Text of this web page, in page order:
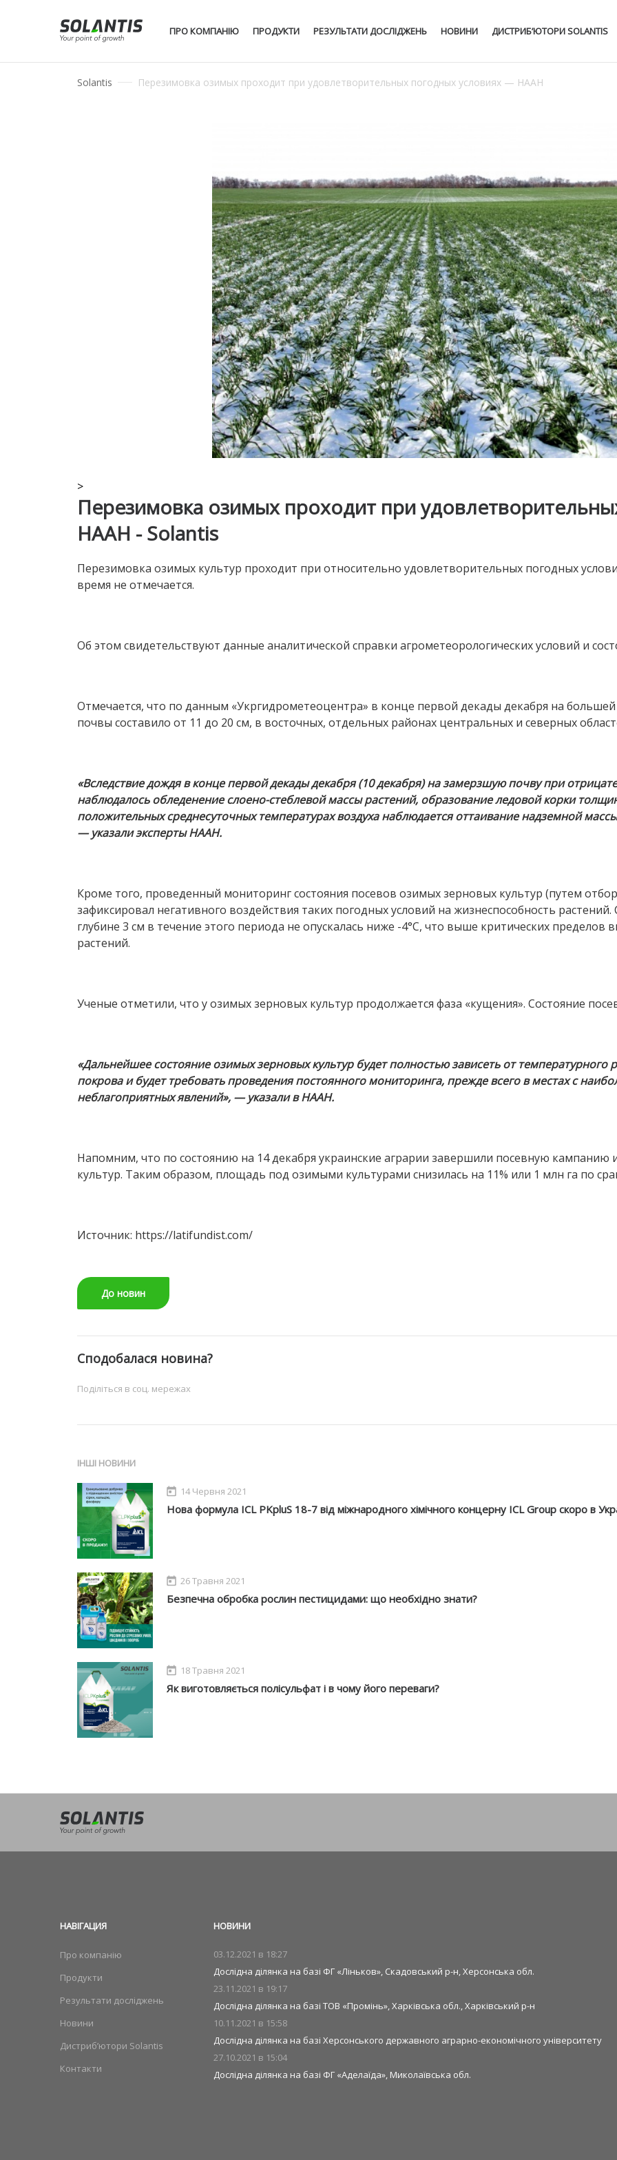
ПРО КОМПАНІЮ ПРОДУКТИ РЕЗУЛЬТАТИ ДОСЛІДЖЕНЬ НОВИНИ ДИСТРИБ’ЮТОРИ SOLANTIS
Solantis Перезимовка озимых проходит при удовлетворительных погодных условиях — НААН
>
Перезимовка озимых проходит при
НААН - Solantis
Перезимовка озимых культур проходит при относительно удовлетворительных погодных
время не отмечается.
Об этом свидетельствуют данные аналитической справки агрометеорологических условий и
Отмечается, что по данным «Укргидрометеоцентра» в конце первой декады декабря на
почвы составило от 11 до 20 см, в восточных, отдельных районах центральных и северных
«Вследствие дождя в конце первой декады декабря (10 декабря) на замерзшую почву при
наблюдалось обледенение слоено-стеблевой массы растений, образование ледовой корки
положительных среднесуточных температурах воздуха наблюдается оттаивание надземной
— указали эксперты НААН.
Кроме того, проведенный мониторинг состояния посевов озимых зерновых культур (путем
зафиксировал негативного воздействия таких погодных условий на жизнеспособность
глубине 3 см в течение этого периода не опускалась ниже -4°С, что выше критических пределов
растений.
Ученые отметили, что у озимых зерновых культур продолжается фаза «кущения». Состояние
«Дальнейшее состояние озимых зерновых культур будет полностью зависеть от
покрова и будет требовать проведения постоянного мониторинга, прежде всего в местах с
неблагоприятных явлений», — указали в НААН.
Напомним, что по состоянию на 14 декабря украинские аграрии завершили посевную кампанию
культур. Таким образом, площадь под озимыми культурами снизилась на 11% или 1 млн га по
Источник: https://latifundist.com/
До новин
Сподобалася новина?
Поділіться в соц. мережах
ІНШІ НОВИНИ
14 Червня 2021
Нова формула ICL PKpluS 18-7 від міжнародного хімічного концерну ICL Group скоро в
26 Травня 2021
Безпечна обробка рослин пестицидами: що необхідно знати?
18 Травня 2021
Як виготовляється полісульфат і в чому його переваги?
НАВIГАЦИЯ
Про компанію
Продукти
Результати досліджень
Новини
Дистриб’ютори Solantis
Контакти
НОВИНИ
03.12.2021 в 18:27
Дослідна ділянка на базі ФГ «Ліньков», Скадовський р-н, Херсонська обл.
23.11.2021 в 19:17
Дослідна ділянка на базі ТОВ «Промінь», Харківська обл., Харківський р-н
10.11.2021 в 15:58
Дослідна ділянка на базі Херсонського державного аграрно-економічного університету
27.10.2021 в 15:04
Дослідна ділянка на базі ФГ «Аделаїда», Миколаївська обл.